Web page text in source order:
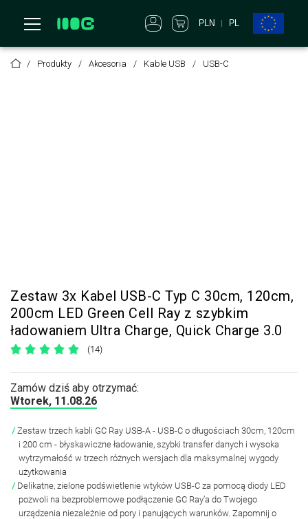
PLN PL
Produkty Akcesoria Kable USB USB-C
Zestaw 3x Kabel USB-C Typ C 30cm, 120cm,
200cm LED Green Cell Ray z szybkim
ładowaniem Ultra Charge, Quick Charge 3.0
(14)
Zamów dziś aby otrzymać:
Wtorek, 11.08.26
Zestaw trzech kabli GC Ray USB-A - USB-C o długościach 30cm, 120cm
i 200 cm - błyskawiczne ładowanie, szybki transfer danych i wysoka
wytrzymałość w trzech różnych wersjach dla maksymalnej wygody
użytkowania
Delikatne, zielone podświetlenie wtyków USB-C za pomocą diody LED
pozwoli na bezproblemowe podłączenie GC Ray’a do Twojego
urządzenia niezależnie od pory i panujących warunków. Zapomnij o